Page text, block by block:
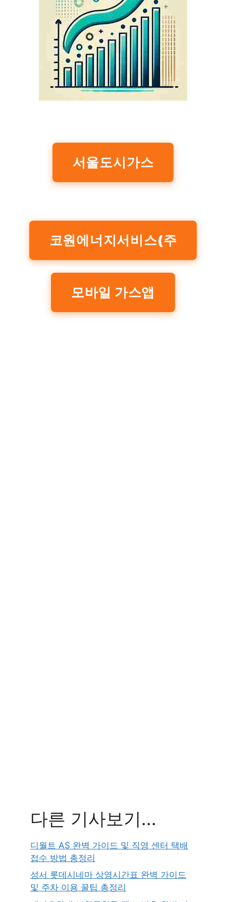
서울도시가스
코원에너지서비스(주
모바일 가스앱
다른 기사보기...
디월트 AS 완벽 가이드 및 직영 센터 택배
접수 방법 총정리
성서 롯데시네마 상영시간표 완벽 가이드
및 주차 이용 꿀팁 총정리